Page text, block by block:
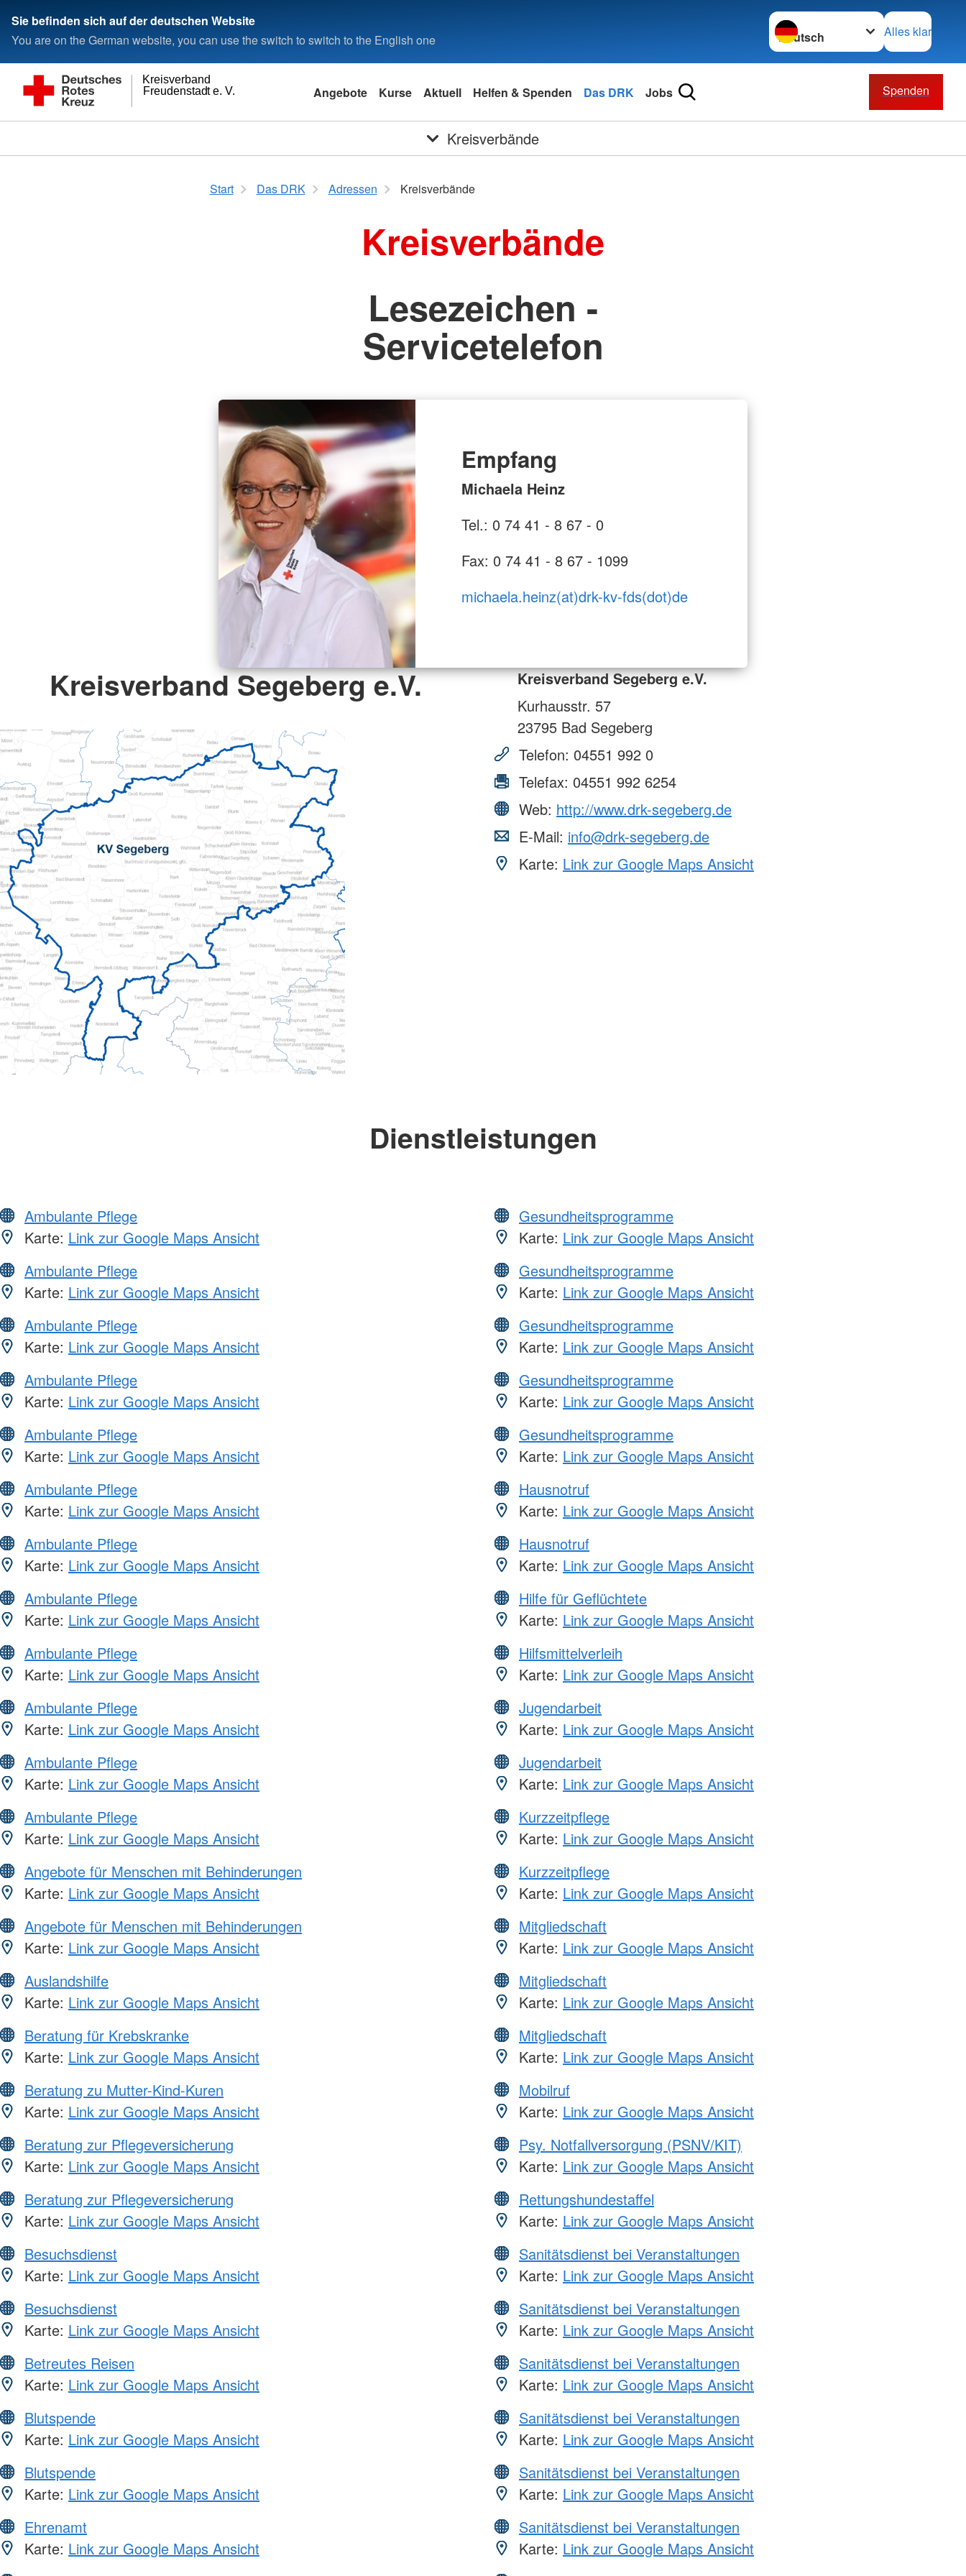
Sie befinden sich auf der deutschen Website
You are on the German website, you can use the switch to switch to the English one
Sprache wechseln zu
Alles klar
Freudenstadt e. V.
Kreisverband
Angebote Kurse Aktuell Helfen & Spenden Das DRK Jobs Spenden
Kreisverbände
Start Das DRK Adressen Kreisverbände
Kreisverbände
Lesezeichen -
Servicetelefon
Empfang
Michaela Heinz
Tel.: 0 74 41 - 8 67 - 0
Fax: 0 74 41 - 8 67 - 1099
michaela.heinz(at)drk-kv-fds(dot)de
Kreisverband Segeberg e.V.
Kreisverband Segeberg e.V.
Kurhausstr. 57
23795 Bad Segeberg
Telefon: 04551 992 0
Telefax: 04551 992 6254
Web: http://www.drk-segeberg.de
E-Mail: info@drk-segeberg.de
Karte: Link zur Google Maps Ansicht
Dienstleistungen
Ambulante Pflege
Karte: Link zur Google Maps Ansicht
Ambulante Pflege
Karte: Link zur Google Maps Ansicht
Ambulante Pflege
Karte: Link zur Google Maps Ansicht
Ambulante Pflege
Karte: Link zur Google Maps Ansicht
Ambulante Pflege
Karte: Link zur Google Maps Ansicht
Ambulante Pflege
Karte: Link zur Google Maps Ansicht
Ambulante Pflege
Karte: Link zur Google Maps Ansicht
Ambulante Pflege
Karte: Link zur Google Maps Ansicht
Ambulante Pflege
Karte: Link zur Google Maps Ansicht
Ambulante Pflege
Karte: Link zur Google Maps Ansicht
Ambulante Pflege
Karte: Link zur Google Maps Ansicht
Ambulante Pflege
Karte: Link zur Google Maps Ansicht
Angebote für Menschen mit Behinderungen
Karte: Link zur Google Maps Ansicht
Angebote für Menschen mit Behinderungen
Karte: Link zur Google Maps Ansicht
Auslandshilfe
Karte: Link zur Google Maps Ansicht
Beratung für Krebskranke
Karte: Link zur Google Maps Ansicht
Beratung zu Mutter-Kind-Kuren
Karte: Link zur Google Maps Ansicht
Beratung zur Pflegeversicherung
Karte: Link zur Google Maps Ansicht
Beratung zur Pflegeversicherung
Karte: Link zur Google Maps Ansicht
Besuchsdienst
Karte: Link zur Google Maps Ansicht
Besuchsdienst
Karte: Link zur Google Maps Ansicht
Betreutes Reisen
Karte: Link zur Google Maps Ansicht
Blutspende
Karte: Link zur Google Maps Ansicht
Blutspende
Karte: Link zur Google Maps Ansicht
Ehrenamt
Karte: Link zur Google Maps Ansicht
Gesundheitsprogramme
Karte: Link zur Google Maps Ansicht
Gesundheitsprogramme
Karte: Link zur Google Maps Ansicht
Gesundheitsprogramme
Karte: Link zur Google Maps Ansicht
Gesundheitsprogramme
Karte: Link zur Google Maps Ansicht
Gesundheitsprogramme
Karte: Link zur Google Maps Ansicht
Hausnotruf
Karte: Link zur Google Maps Ansicht
Hausnotruf
Karte: Link zur Google Maps Ansicht
Hilfe für Geflüchtete
Karte: Link zur Google Maps Ansicht
Hilfsmittelverleih
Karte: Link zur Google Maps Ansicht
Jugendarbeit
Karte: Link zur Google Maps Ansicht
Jugendarbeit
Karte: Link zur Google Maps Ansicht
Kurzzeitpflege
Karte: Link zur Google Maps Ansicht
Kurzzeitpflege
Karte: Link zur Google Maps Ansicht
Mitgliedschaft
Karte: Link zur Google Maps Ansicht
Mitgliedschaft
Karte: Link zur Google Maps Ansicht
Mitgliedschaft
Karte: Link zur Google Maps Ansicht
Mobilruf
Karte: Link zur Google Maps Ansicht
Psy. Notfallversorgung (PSNV/KIT)
Karte: Link zur Google Maps Ansicht
Rettungshundestaffel
Karte: Link zur Google Maps Ansicht
Sanitätsdienst bei Veranstaltungen
Karte: Link zur Google Maps Ansicht
Sanitätsdienst bei Veranstaltungen
Karte: Link zur Google Maps Ansicht
Sanitätsdienst bei Veranstaltungen
Karte: Link zur Google Maps Ansicht
Sanitätsdienst bei Veranstaltungen
Karte: Link zur Google Maps Ansicht
Sanitätsdienst bei Veranstaltungen
Karte: Link zur Google Maps Ansicht
Sanitätsdienst bei Veranstaltungen
Karte: Link zur Google Maps Ansicht